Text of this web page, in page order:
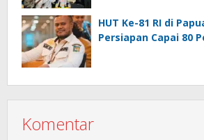
HUT Ke-81 RI di
Persiapan Capai 80
Komentar